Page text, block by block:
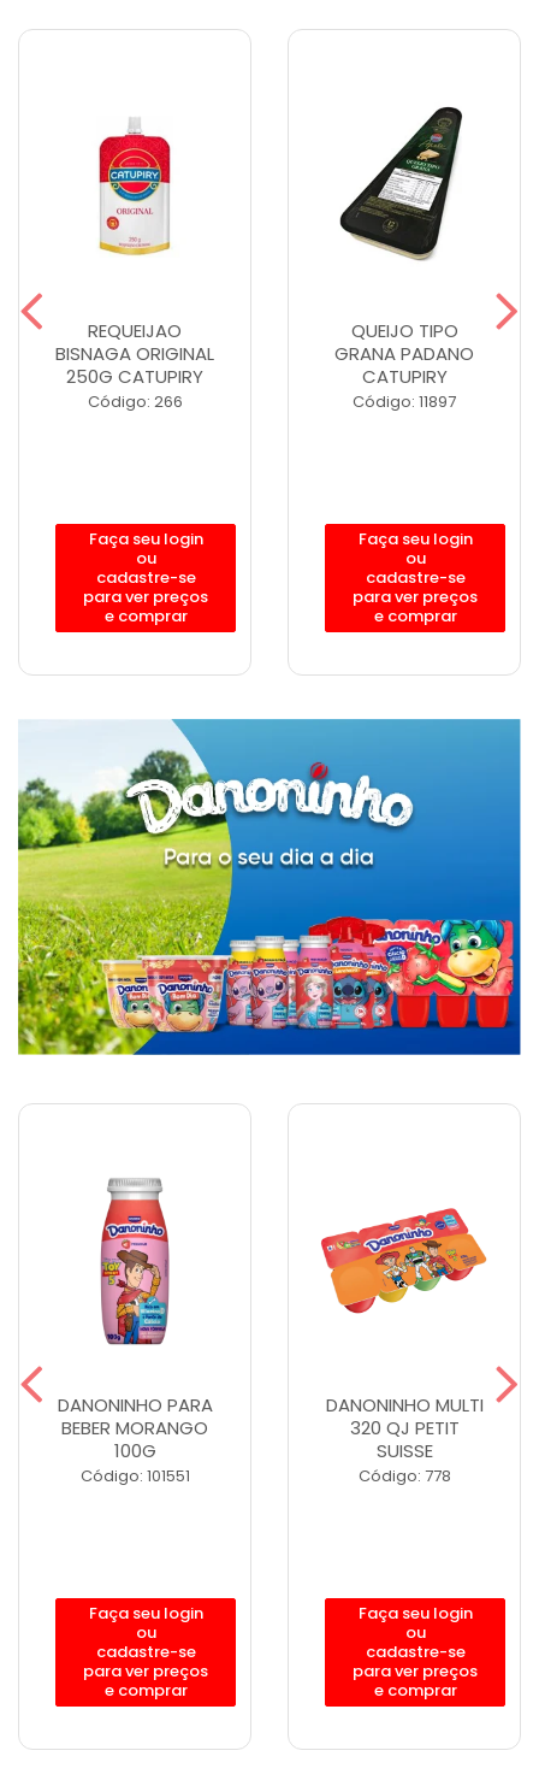
REQUEIJAO
BISNAGA ORIGINAL
250G CATUPIRY
Código: 266
Faça seu login
ou
cadastre-se
para ver preços
e comprar
QUEIJO TIPO
GRANA PADANO
CATUPIRY
Código: 11897
Faça seu login
ou
cadastre-se
para ver preços
e comprar
DANONINHO PARA
BEBER MORANGO
100G
Código: 101551
Faça seu login
ou
cadastre-se
para ver preços
e comprar
DANONINHO MULTI
320 QJ PETIT
SUISSE
Código: 778
Faça seu login
ou
cadastre-se
para ver preços
e comprar